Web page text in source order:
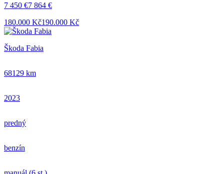
7 450 €7 864 €
180.000 Kč190.000 Kč
Škoda Fabia
68129 km
2023
predný
benzín